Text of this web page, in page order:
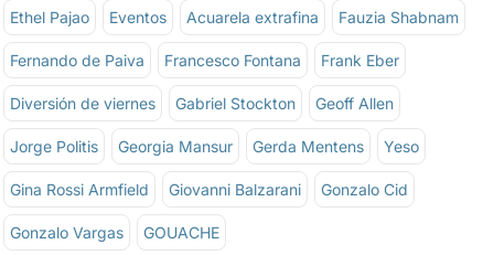
Ethel Pajao Eventos Acuarela extrafina Fauzia Shabnam
Fernando de Paiva Francesco Fontana Frank Eber
Diversión de viernes Gabriel Stockton Geoff Allen
Jorge Politis Georgia Mansur Gerda Mentens Yeso
Gina Rossi Armfield Giovanni Balzarani Gonzalo Cid
Gonzalo Vargas GOUACHE